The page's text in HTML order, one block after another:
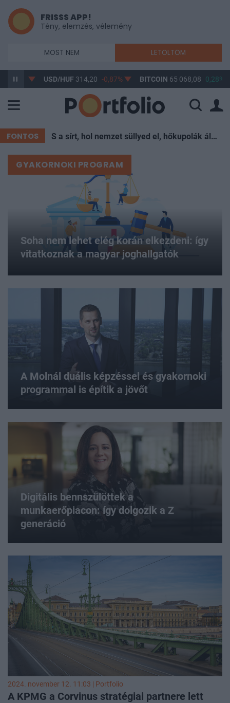
FRISSS APP!
Tény, elemzés, vélemény
MOST NEM LETÖLTÖM
USD/HUF 314,20 -0,87% BITCOIN65 068,08 0,28%
FONTOS S a sírt, hol nemzet süllyed el, hőkupolák állják körül
GYAKORNOKI PROGRAM
Soha nem lehet elég korán elkezdeni: így
vitatkoznak a magyar joghallgatók
A Molnál duális képzéssel és gyakornoki
programmal is építik a jövőt
Digitális bennszülöttek a
munkaerőpiacon: így dolgozik a Z
generáció
2024. november 12. 11:03 | Portfolio
A KPMG a Corvinus stratégiai partnere lett